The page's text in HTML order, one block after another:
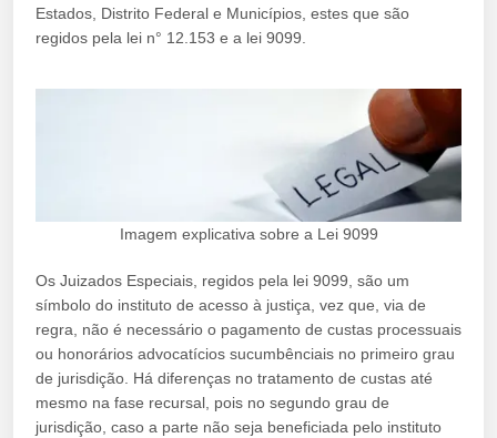
Estados, Distrito Federal e Municípios, estes que são
regidos pela lei n° 12.153 e a lei 9099.
Imagem explicativa sobre a Lei 9099
Os Juizados Especiais, regidos pela lei 9099, são um
símbolo do instituto de acesso à justiça, vez que, via de
regra, não é necessário o pagamento de custas processuais
ou honorários advocatícios sucumbênciais no primeiro grau
de jurisdição. Há diferenças no tratamento de custas até
mesmo na fase recursal, pois no segundo grau de
jurisdição, caso a parte não seja beneficiada pelo instituto